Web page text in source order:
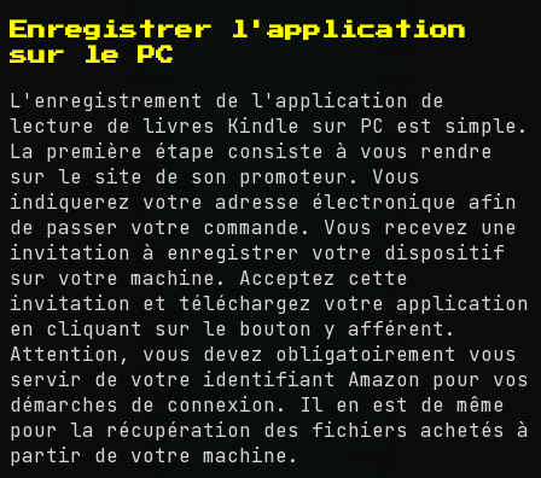
Enregistrer l'application
sur le PC
L'enregistrement de l'application de
lecture de livres Kindle sur PC est simple.
La première étape consiste à vous rendre
sur le site de son promoteur. Vous
indiquerez votre adresse électronique afin
de passer votre commande. Vous recevez une
invitation à enregistrer votre dispositif
sur votre machine. Acceptez cette
invitation et téléchargez votre application
en cliquant sur le bouton y afférent.
Attention, vous devez obligatoirement vous
servir de votre identifiant Amazon pour vos
démarches de connexion. Il en est de même
pour la récupération des fichiers achetés à
partir de votre machine.